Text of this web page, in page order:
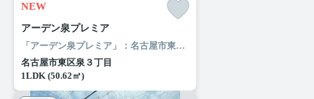
NEW
アーデン泉プレミア
「アーデン泉プレミア」：名古屋市東区エリアの新居にピッタリ。ローソン 東区泉三丁目店まで徒歩3分と近場にコンビニがあるのもポイント。風通しが良好なので、夏も涼しい風がはいってきます。名古屋市東区や名古屋市営桜通線高岳付近でのお部屋探しは当社にお任せください。お気に入りのお部屋で快適な新生活を始めましょう。
名古屋市東区泉３丁目
1LDK (50.62㎡)